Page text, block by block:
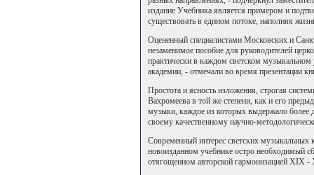
издание Учебника является примером и
существовать в едином потоке, наполняя
Оцененный специалистами Московских и
незаменимое пособие для руководителей
практически в каждом светском
академии, - отмечали во время презентации
Простота и ясность изложения, строгая
Вахромеева в той же степени, как и его
музыки, каждое из которых выдержало более
своему качественному научно-
Современный интерес светских музыкальных
новоизданном учебнике остро необходимый
отягощенном авторской гармонизацией XIX -